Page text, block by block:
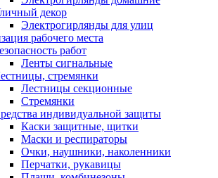
декор
Электрогирлянды для улиц
рабочего места
работ
Ленты сигнальные
стремянки
Лестницы секционные
Стремянки
индивидуальной защиты
Каски защитные, щитки
Маски и респираторы
Очки, наушники, наколенники
Перчатки, рукавицы